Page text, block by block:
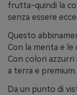
frutta-quindi la
senza essere
Questo
Con la menta e le
Con colori
a terra e premium.
Da un punto di